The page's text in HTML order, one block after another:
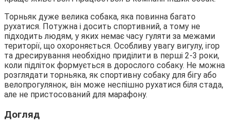
Торньяк дуже велика собака, яка повинна багато
рухатися. Потужна і досить спортивний, а тому не
підходить людям, у яких немає часу гуляти за межами
території, що охороняється. Особливу увагу вигулу, ігор
та дресирування необхідно приділити в перші 2-3 роки,
коли підліток формується в дорослого собаку. Не можна
розглядати торньяка, як спортивну собаку для бігу або
велопрогулянок, він може неспішно рухатися біля стада,
але не пристосований для марафону.
Догляд